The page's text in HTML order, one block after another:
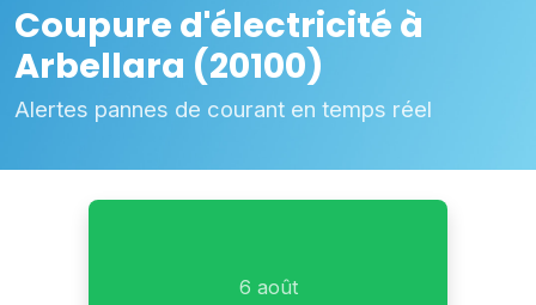
Coupure d'électricité à
Arbellara (20100)
Alertes pannes de courant en temps réel
6 août